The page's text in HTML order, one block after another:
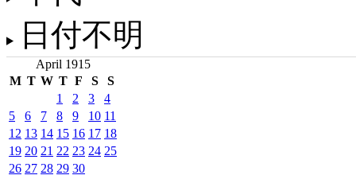
日付不明
April 1915
M T W T F S S
1 2 3
4
5
6 7 8 9 10 11
12 13 14 15 16 17 18
19 20 21 22 23 24 25
26 27 28 29 30